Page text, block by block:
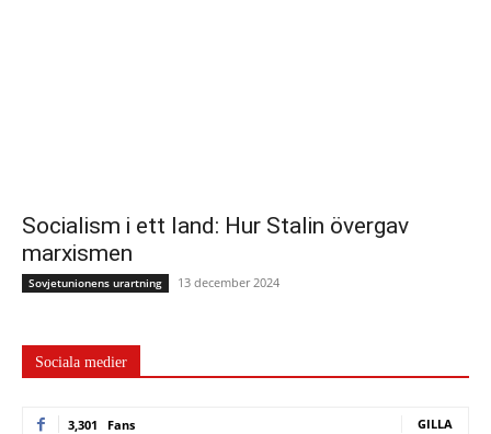
Socialism i ett land: Hur Stalin övergav
marxismen
Sovjetunionens urartning 13 december 2024
Sociala medier
3,301 Fans GILLA